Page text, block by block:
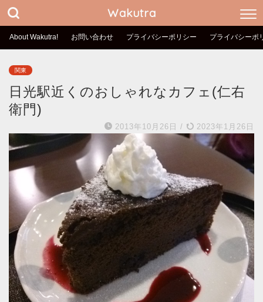
Wakutra
About Wakutra! お問い合わせ プライバシーポリシー プライバシーポ
関東
日光駅近くのおしゃれなカフェ(仁右
衛門)
2013年10月26日 / 2023年1月26日